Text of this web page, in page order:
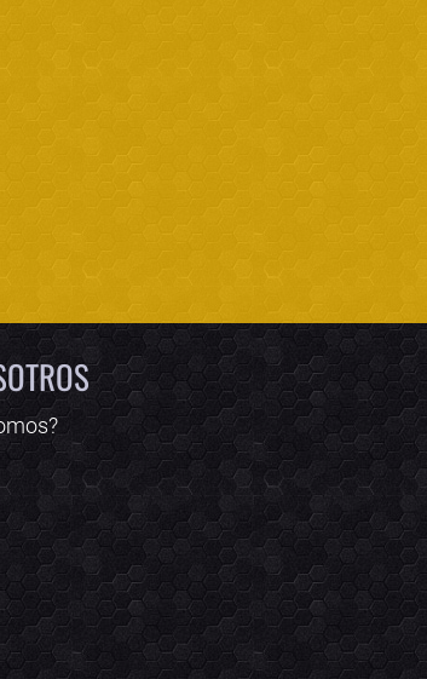
Online · Te ayudo a encontrar conciertos